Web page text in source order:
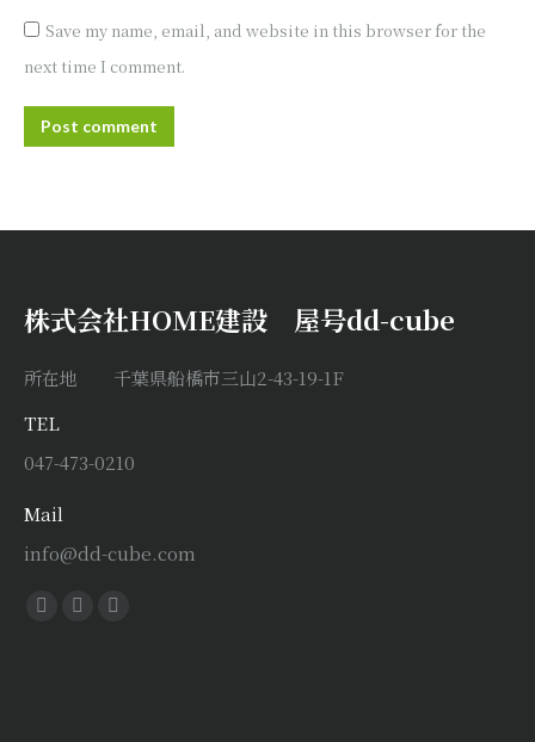
Save my name, email, and website in this browser for the
next time I comment.
Post comment
株式会社HOME建設 屋号dd-cube
所在地 千葉県船橋市三山2-43-19-1F
TEL
047-473-0210
Mail
info@dd-cube.com
Find us on:
Facebook
X
Instagram